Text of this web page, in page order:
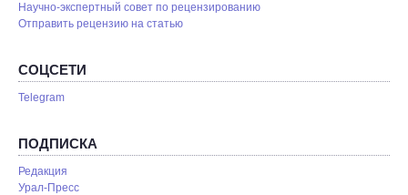
Научно-экспертный совет по рецензированию
Отправить рецензию на статью
СОЦСЕТИ
Telegram
ПОДПИСКА
Редакция
Урал-Пресс